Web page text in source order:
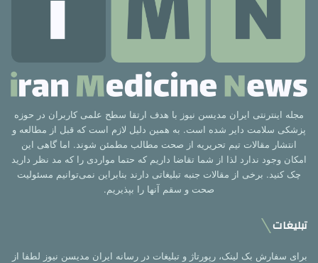
مجله اینترنتی ایران مدیسن نیوز با هدف ارتقا سطح علمی کاربران در حوزه
پزشکی سلامت دایر شده است. به همین دلیل لازم است که قبل از مطالعه و
انتشار مقالات تیم تحریریه از صحت مطالب مطمئن شوند. اما گاهی این
امکان وجود ندارد لذا از شما تقاضا داریم که حتما مواردی را که مد نظر دارید
چک کنید. برخی از مقالات جنبه تبلیغاتی دارند بنابراین نمی‌توانیم مسئولیت
صحت و سقم آنها را بپذیریم.
تبلیغات
برای سفارش بک لینک، رپورتاژ و تبلیغات در رسانه ایران مدیسن نیوز لطفا از